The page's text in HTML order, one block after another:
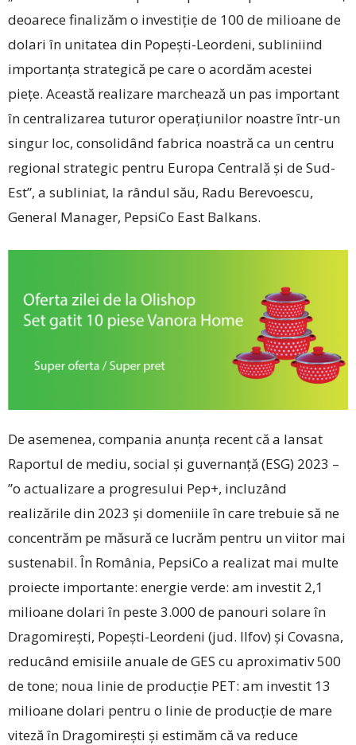
deoarece finalizăm o investiție de 100 de milioane de
dolari în unitatea din Popești-Leordeni, subliniind
importanța strategică pe care o acordăm acestei
piețe. Această realizare marchează un pas important
în centralizarea tuturor operațiunilor noastre într-un
singur loc, consolidând fabrica noastră ca un centru
regional strategic pentru Europa Centrală și de Sud-
Est”, a subliniat, la rândul său, Radu Berevoescu,
General Manager, PepsiCo East Balkans.
De asemenea, compania anunța recent că a lansat
Raportul de mediu, social și guvernanță (ESG) 2023 –
”o actualizare a progresului Pep+, incluzând
realizările din 2023 și domeniile în care trebuie să ne
concentrăm pe măsură ce lucrăm pentru un viitor mai
sustenabil. În România, PepsiCo a realizat mai multe
proiecte importante: energie verde: am investit 2,1
milioane dolari în peste 3.000 de panouri solare în
Dragomirești, Popești-Leordeni (jud. Ilfov) și Covasna,
reducând emisiile anuale de GES cu aproximativ 500
de tone; noua linie de producție PET: am investit 13
milioane dolari pentru o linie de producție de mare
viteză în Dragomirești și estimăm că va reduce